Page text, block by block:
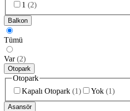
1 (2)
Balkon
Tümü
Var (2)
Otopark
Otopark
Kapalı Otopark (1) Yok (1)
Asansör